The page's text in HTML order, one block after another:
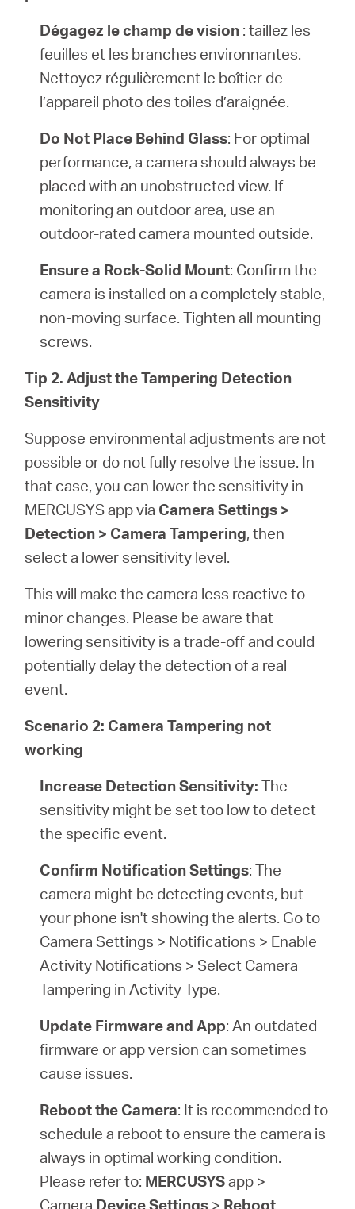
Dégagez le champ de vision : taillez les
feuilles et les branches environnantes.
Nettoyez régulièrement le boîtier de
l’appareil photo des toiles d’araignée.
Do Not Place Behind Glass: For optimal
performance, a camera should always be
placed with an unobstructed view. If
monitoring an outdoor area, use an
outdoor-rated camera mounted outside.
Ensure a Rock-Solid Mount: Confirm the
camera is installed on a completely stable,
non-moving surface. Tighten all mounting
screws.
Tip 2. Adjust the Tampering Detection
Sensitivity
Suppose environmental adjustments are not
possible or do not fully resolve the issue. In
that case, you can lower the sensitivity in
MERCUSYS app via Camera Settings >
Detection > Camera Tampering, then
select a lower sensitivity level.
This will make the camera less reactive to
minor changes. Please be aware that
lowering sensitivity is a trade-off and could
potentially delay the detection of a real
event.
Scenario 2: Camera Tampering not
working
Increase Detection Sensitivity:The
sensitivity might be set too low to detect
the specific event.
Confirm Notification Settings: The
camera might be detecting events, but
your phone isn't showing the alerts. Go to
Camera Settings > Notifications > Enable
Activity Notifications > Select Camera
Tampering in Activity Type.
Update Firmware and App: An outdated
firmware or app version can sometimes
cause issues.
Reboot the Camera: It is recommended to
schedule a reboot to ensure the camera is
always in optimal working condition.
Please refer to: MERCUSYSapp >
Camera Device Settings > Reboot